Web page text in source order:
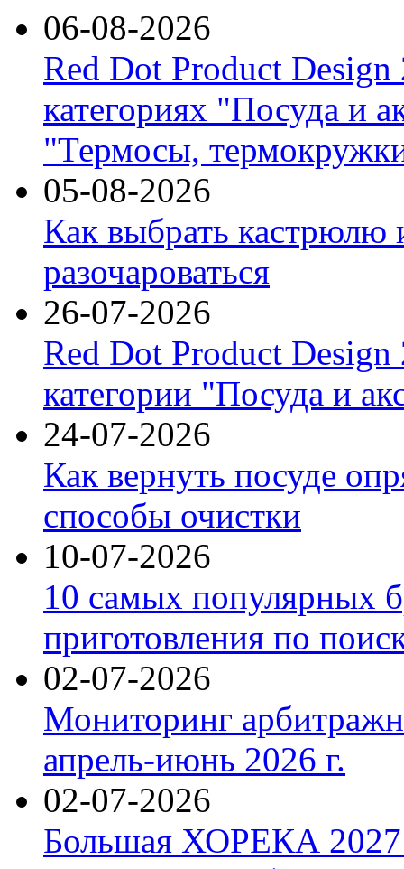
06-08-2026
Red Dot Product Design
категориях "Посуда и
"Термосы,
05-08-2026
Как выбрать кастрюлю
разочароваться
26-07-2026
Red Dot Product Design
категории "Посуда и
24-07-2026
Как вернуть посуде
способы очистки
10-07-2026
10 самых популярных
приготовления по
02-07-2026
Мониторинг
апрель-июнь 2026 г.
02-07-2026
Большая ХОРЕКА 2027: